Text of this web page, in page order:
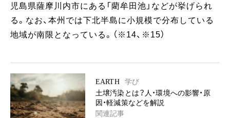
児島県薩摩川内市にある「藺牟田池」などが挙げられ
る。なお、本州では下北半島に小規模で分布している
地域が南限となっている。 （※14、※15）
EARTH
学び
土壌汚染とは？人・環境への影響・原
因・軽減策などを解説
関連記事